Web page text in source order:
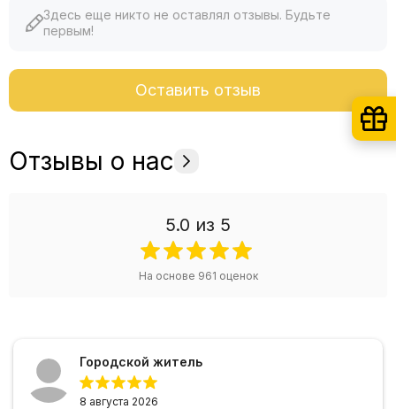
Здесь еще никто не оставлял отзывы. Будьте
первым!
Оставить отзыв
Отзывы о нас
5.0 из 5
На основе 961 оценок
Городской житель
8 августа 2026